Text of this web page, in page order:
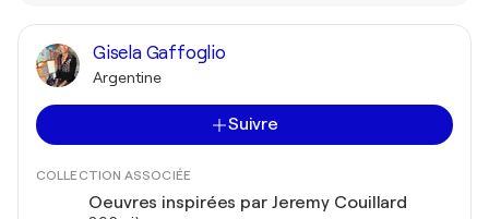
Gisela Gaffoglio
Argentine
Suivre
COLLECTION ASSOCIÉE
Oeuvres inspirées par Jeremy Couillard